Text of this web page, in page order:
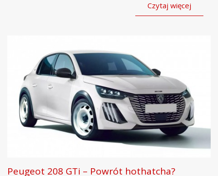
Czytaj więcej
Peugeot 208 GTi – Powrót hothatcha?